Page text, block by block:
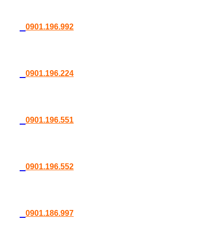
0901.196.992
0901.196.224
0901.196.551
0901.196.552
0901.186.997